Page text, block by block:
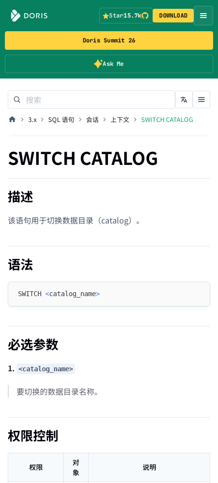
Doris Summit 26
Ask Me
Star15.7k DOWNLOAD
3.x SQL 语句 会话 上下文 SWITCH CATALOG
SWITCH CATALOG
描述
该语句用于切换数据目录（catalog）。
语法
SWITCH <catalog_name>
必选参数
1. <catalog_name>
要切换的数据目录名称。
权限控制
权限
对
象
说明